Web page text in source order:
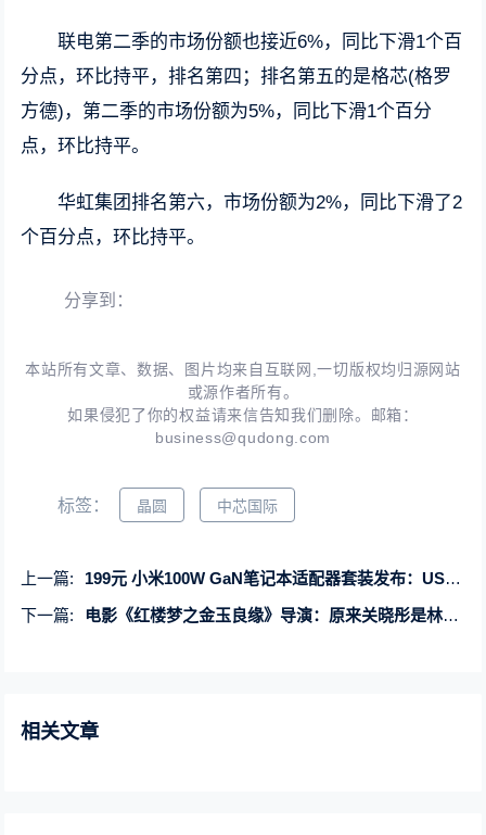
联电第二季的市场份额也接近6%，同比下滑1个百
分点，环比持平，排名第四；排名第五的是格芯(格罗
方德)，第二季的市场份额为5%，同比下滑1个百分
点，环比持平。
华虹集团排名第六，市场份额为2%，同比下滑了2
个百分点，环比持平。
分享到：
本站所有文章、数据、图片均来自互联网,一切版权均归源网站
或源作者所有。
如果侵犯了你的权益请来信告知我们删除。邮箱：
business@qudong.com
标签： 晶圆 中芯国际
上一篇:
199元 小米100W GaN笔记本适配器套装发布：USB-C单口、恒功率输出
下一篇:
电影《红楼梦之金玉良缘》导演：原来关晓彤是林黛玉最初人选
相关文章